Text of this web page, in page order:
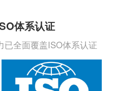
体系认证
已全面覆盖ISO体系认证